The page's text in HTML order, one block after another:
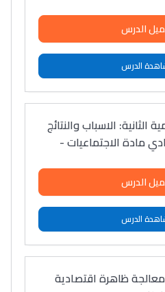
الدرس
الدرس
الثانية: الاسباب والنتائج
مادة الاجتماعيات -
الدرس
الدرس
ظاهرة اقتصادية